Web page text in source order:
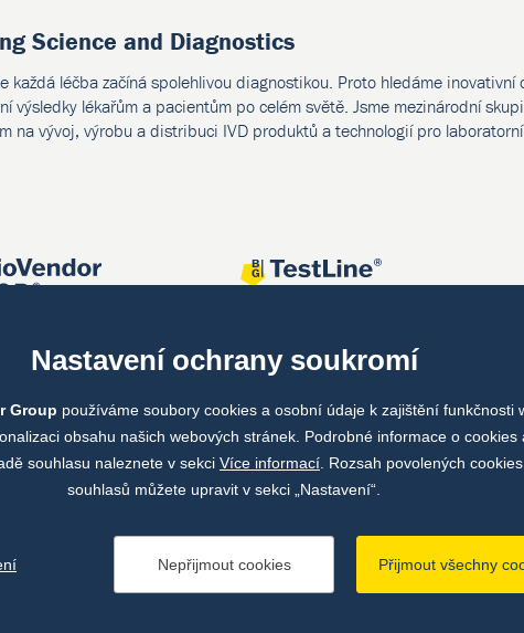
Science and Diagnostics
každá léčba začíná spolehlivou diagnostikou. Proto hledáme
výsledky lékařům a pacientům po celém světě. Jsme mezinárodní
na vývoj, výrobu a distribuci IVD produktů a technologií pro
Nastavení ochrany soukromí
Group používáme soubory cookies a osobní údaje k zajištění funkčnosti
obsahu našich webových stránek. Podrobné informace o cookies
souhlasu naleznete v sekci Více informací . Rozsah povolených
souhlasů můžete upravit v sekci „Nastavení“.
Přijmout všechny
Nepřijmout cookies